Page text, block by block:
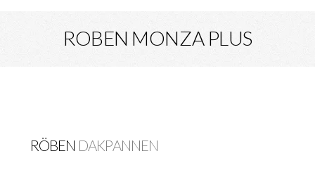
ROBEN MONZA PLUS
RÖBEN DAKPANNEN